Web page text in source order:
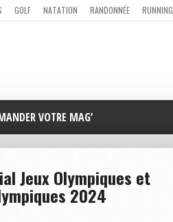
GOLF NATATION RANDONNÉE RUNNING
VOTRE MAG’
Jeux Olympiques et
2024